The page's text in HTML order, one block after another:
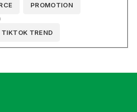
PROMOTION
TIKTOK TREND